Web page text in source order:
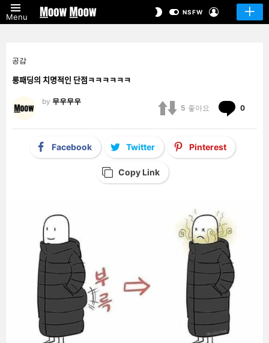
Menu
SWITCHNSFW
공감
롱패딩의 치명적인 단점ㅋㅋㅋㅋㅋㅋ
by 무우무우
5 좋아요 0
Facebook Twitter Pinterest
Copy Link